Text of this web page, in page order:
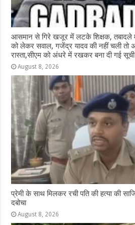
आसमान से गिरे खजूर में लटके शिक्षक, तबादले
को लेकर सवाल, गजेंद्र यादव की नहीं चली तो
रास्ता,सीएम को अंधरे में रखकर बना दी गई सूची
August 8, 2026
प्रेमी के साथ मिलकर रची पति की हत्या की
दबोचा
August 8, 2026